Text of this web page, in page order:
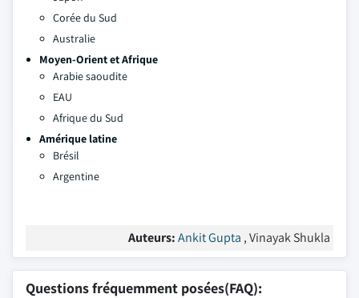
Corée du Sud
Australie
Moyen-Orient et Afrique
Arabie saoudite
EAU
Afrique du Sud
Amérique latine
Brésil
Argentine
Auteurs:Ankit Gupta , Vinayak Shukla
Questions fréquemment posées(FAQ):